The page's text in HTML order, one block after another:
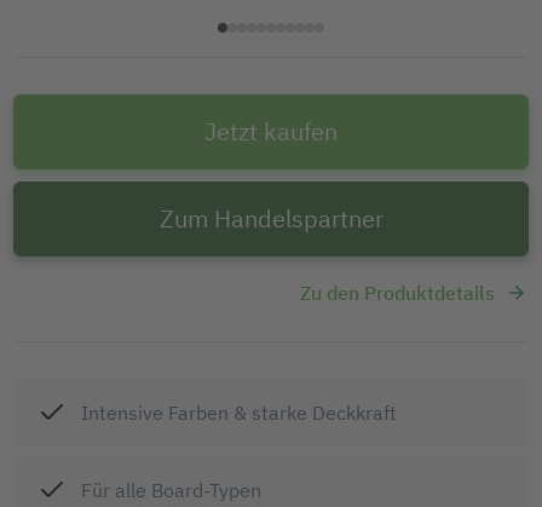
Intensive Farben & starke Deckkraft
Für alle Board-Typen
Jetzt kaufen
Zum Handelspartner
Zu den Produktdetails